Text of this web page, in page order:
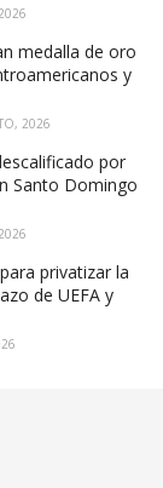
medalla de oro
y
2026
por
Santo Domingo
privatizar la
de UEFA y